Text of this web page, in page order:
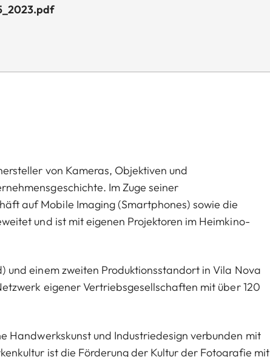
von Kameras, Objektiven und
Im Zuge seiner
auf Mobile Imaging (Smartphones) sowie die
und ist mit eigenen Projektoren im Heimkino-
und einem zweiten Produktionsstandort in Vila Nova
eigener Vertriebsgesellschaften mit über 120
Handwerkskunst und Industriedesign verbunden mit
ist die Förderung der Kultur der Fotografie mit